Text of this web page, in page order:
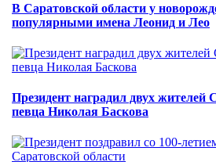
В Саратовской области у
популярными имена Леонид и Лео
Президент наградил двух жителей
певца Николая Баскова